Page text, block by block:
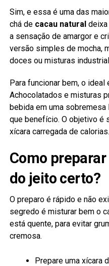
Sim, e essa é uma das
chá de cacau naturaldeixa
a sensação de amargor e
versão simples de mocha,
doces ou misturas
Para funcionar bem, o ideal
Achocolatados e misturas
bebida em uma sobremesa
que benefício. O objetivo é
xícara carregada de calorias.
Como
do jeito certo?
O preparo é rápido e não
segredo é misturar bem o
está quente, para evitar
cremosa.
Prepare uma xícara